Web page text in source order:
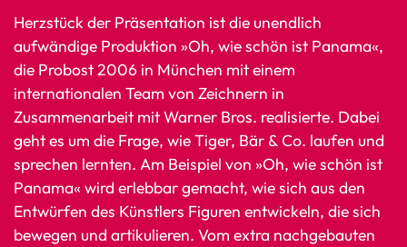
Herzstück der Präsentation ist die unendlich
aufwändige Produktion »Oh, wie schön ist Panama«,
die Probost 2006 in München mit einem
internationalen Team von Zeichnern in
Zusammenarbeit mit Warner Bros. realisierte. Dabei
geht es um die Frage, wie Tiger, Bär & Co. laufen und
sprechen lernten. Am Beispiel von »Oh, wie schön ist
Panama« wird erlebbar gemacht, wie sich aus den
Entwürfen des Künstlers Figuren entwickeln, die sich
bewegen und artikulieren. Vom extra nachgebauten